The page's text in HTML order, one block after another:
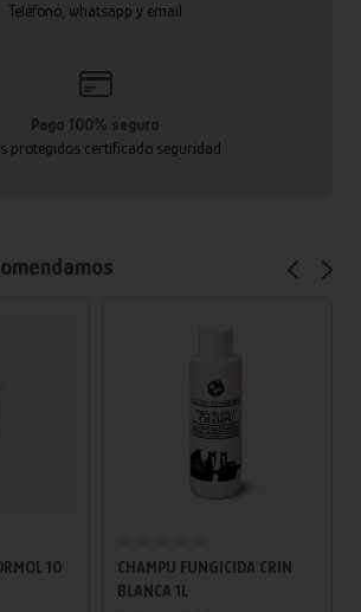
Teléfono, whatsapp y email
Pago 100% seguro
protegidos certificado seguridad
10
CHAMPU FUNGICIDA CRIN
BLANCA 1L